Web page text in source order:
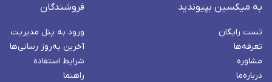
به میکسین بپیوندید
تست رایگان
تعرفه‌ها
مشاوره
درباره‌ما
فروشندگان
ورود به پنل مدیریت
آخرین به‌روز رسانی‌ها
شرایط استفاده
راهنما